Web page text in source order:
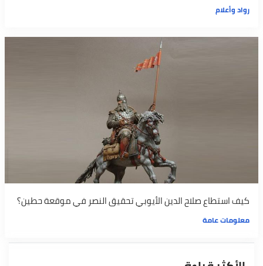
رواد وأعلام
كيف استطاع صلاح الدين الأيوبي تحقيق النصر في موقعة حطين؟
معلومات عامة